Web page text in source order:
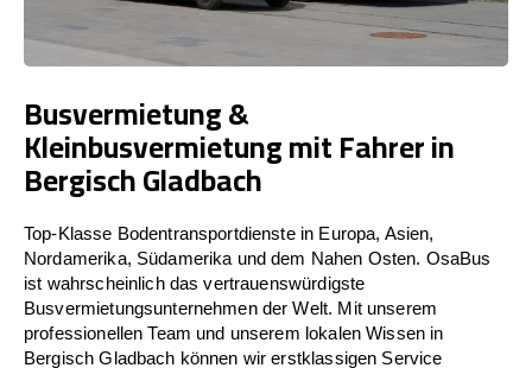
Busvermietung &
Kleinbusvermietung mit Fahrer in
Bergisch Gladbach
Top-Klasse Bodentransportdienste in Europa, Asien,
Nordamerika, Südamerika und dem Nahen Osten. OsaBus
ist wahrscheinlich das vertrauenswürdigste
Busvermietungsunternehmen der Welt. Mit unserem
professionellen Team und unserem lokalen Wissen in
Bergisch Gladbach können wir erstklassigen Service